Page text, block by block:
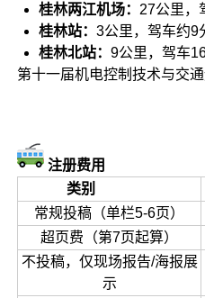
桂林两江机场： 27公里，
桂林站： 3公里，驾车约9
桂林北站： 9公里，驾车
第十一届机电控制技术与交
注册费用
类别
常规投稿（单栏5-6页）
超页费（第7页起算）
不投稿，仅现场报告/海报展
示